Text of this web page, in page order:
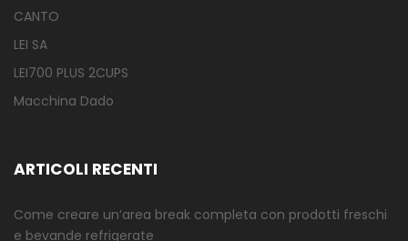
CANTO
LEI SA
LEI700 PLUS 2CUPS
Macchina Dado
ARTICOLI RECENTI
Come creare un’area break completa con prodotti freschi
e bevande refrigerate